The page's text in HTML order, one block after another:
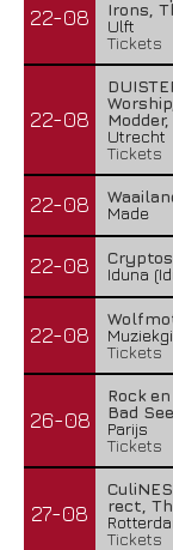
22-08
Irons,
Ulft
Tickets
22-08
Utrecht
Tickets
22-08
Made
22-08
Iduna
22-08
Tickets
26-08
Rock
Bad
Parijs
Tickets
27-08
rect,
Tickets